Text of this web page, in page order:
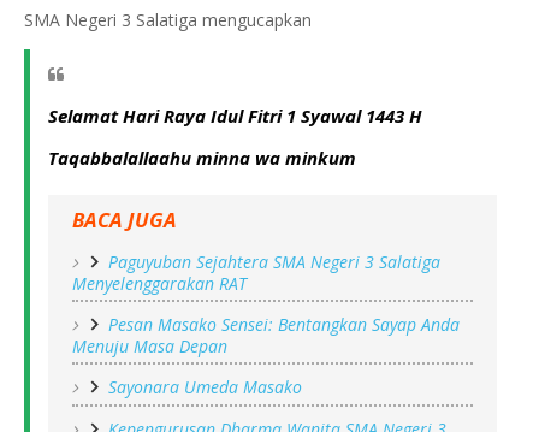
SMA Negeri 3 Salatiga mengucapkan
Selamat Hari Raya Idul Fitri 1 Syawal 1443 H
Taqabbalallaahu minna wa minkum
BACA JUGA
Paguyuban Sejahtera SMA Negeri 3 Salatiga
Menyelenggarakan RAT
Pesan Masako Sensei: Bentangkan Sayap Anda
Menuju Masa Depan
Sayonara Umeda Masako